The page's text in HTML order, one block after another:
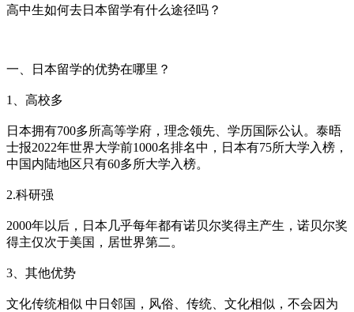
高中生如何去日本留学有什么途径吗？
一、日本留学的优势在哪里？
1、高校多
日本拥有700多所高等学府，理念领先、学历国际公认。泰晤
士报2022年世界大学前1000名排名中，日本有75所大学入榜，
中国内陆地区只有60多所大学入榜。
2.科研强
2000年以后，日本几乎每年都有诺贝尔奖得主产生，诺贝尔奖
得主仅次于美国，居世界第二。
3、其他优势
文化传统相似 中日邻国，风俗、传统、文化相似，不会因为